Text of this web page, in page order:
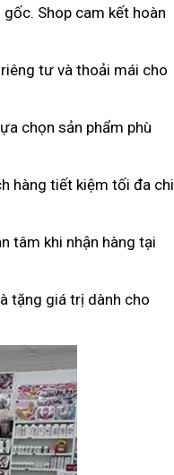
Shop cam kết hoàn
tư và thoải mái cho
chọn sản phẩm phù
hàng tiết kiệm tối đa chi
tâm khi nhận hàng tại
tặng giá trị dành cho